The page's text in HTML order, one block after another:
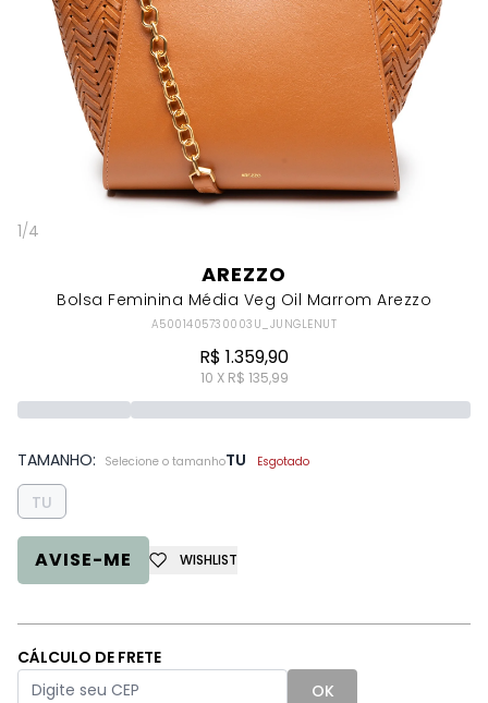
1/4
AREZZO
Bolsa Feminina Média Veg Oil Marrom Arezzo
A5001405730003U_JUNGLENUT
R$ 1.359,90
10 X R$ 135,99
TAMANHO: Selecione o tamanhoTU Esgotado
TU
AVISE-ME WISHLIST
CÁLCULO DE FRETE
OK